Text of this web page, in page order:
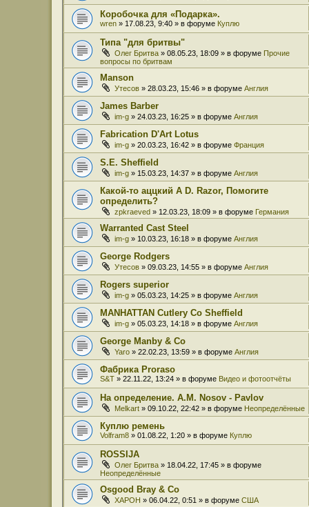
Коробочка для «Подарка».
wren » 17.08.23, 9:40 » в форуме Куплю
Типа "для бритвы"
Олег Бритва » 08.05.23, 18:09 » в форуме Прочие
вопросы по бритвам
Manson
Утесов » 28.03.23, 15:46 » в форуме Англия
James Barber
im-g » 24.03.23, 16:25 » в форуме Англия
Fabrication D'Art Lotus
im-g » 20.03.23, 16:42 » в форуме Франция
S.E. Sheffield
im-g » 15.03.23, 14:37 » в форуме Англия
Какой-то аццкий A D. Razor, Помогите
определить?
zpkraeved » 12.03.23, 18:09 » в форуме Германия
Warranted Cast Steel
im-g » 10.03.23, 16:18 » в форуме Англия
George Rodgers
Утесов » 09.03.23, 14:55 » в форуме Англия
Rogers superior
im-g » 05.03.23, 14:25 » в форуме Англия
MANHATTAN Cutlery Co Sheffield
im-g » 05.03.23, 14:18 » в форуме Англия
George Manby & Co
Yaro » 22.02.23, 13:59 » в форуме Англия
Фабрика Proraso
S&T » 22.11.22, 13:24 » в форуме Видео и фотоотчёты
На определение. A.M. Nosov - Pavlov
Melkart » 09.10.22, 22:42 » в форуме Неопределённые
Куплю ремень
Volfram8 » 01.08.22, 1:20 » в форуме Куплю
ROSSIJA
Олег Бритва » 18.04.22, 17:45 » в форуме
Неопределённые
Osgood Bray & Co
XAPOH » 06.04.22, 0:51 » в форуме США